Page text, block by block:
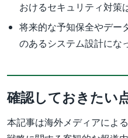
おけるセキュリティ対策
将来的な予知保全やデー
のあるシステム設計にな
確認しておきたい
本記事は海外メディアによ